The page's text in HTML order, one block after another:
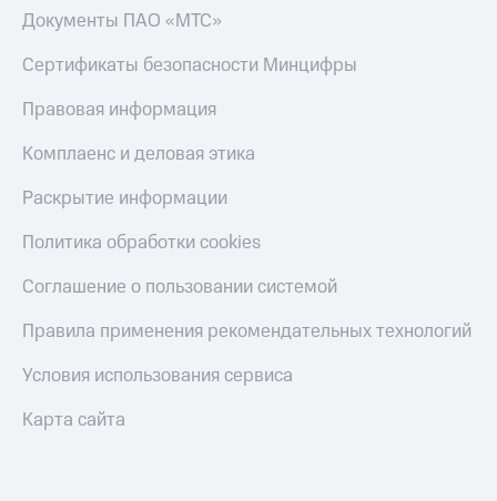
Документы ПАО «МТС»
Сертификаты безопасности Минцифры
Правовая информация
Комплаенс и деловая этика
Раскрытие информации
Политика обработки cookies
Соглашение о пользовании системой
Правила применения рекомендательных технологий
Условия использования сервиса
Карта сайта